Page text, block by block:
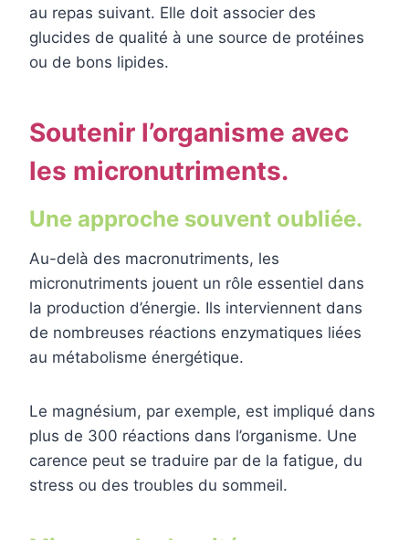
au repas suivant. Elle doit associer des
glucides de qualité à une source de protéines
ou de bons lipides.
Soutenir l’organisme avec
les micronutriments.
Une approche souvent oubliée.
Au-delà des macronutriments, les
micronutriments jouent un rôle essentiel dans
la production d’énergie. Ils interviennent dans
de nombreuses réactions enzymatiques liées
au métabolisme énergétique.
Le magnésium, par exemple, est impliqué dans
plus de 300 réactions dans l’organisme. Une
carence peut se traduire par de la fatigue, du
stress ou des troubles du sommeil.